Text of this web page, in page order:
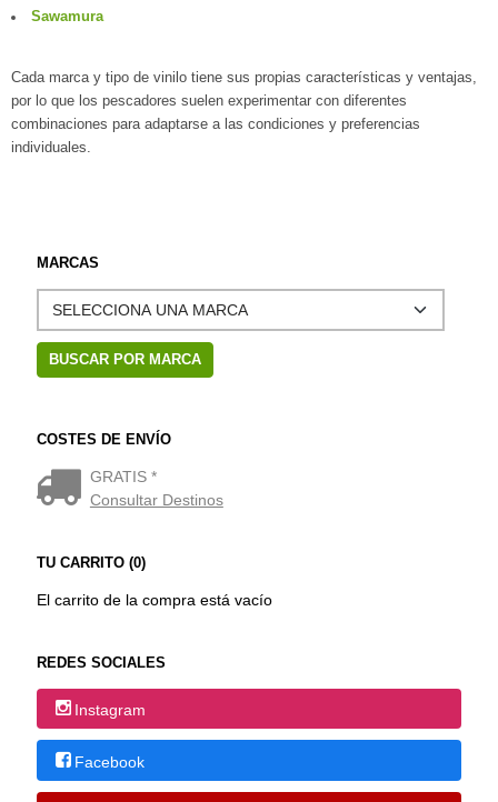
MARCAS
COSTES DE ENVÍO
GRATIS *
Consultar Destinos
TU CARRITO (0)
El carrito de la compra está vacío
REDES SOCIALES
Instagram
Facebook
Sawamura
Cada marca y tipo de vinilo tiene sus propias características y ventajas,
por lo que los pescadores suelen experimentar con diferentes
combinaciones para adaptarse a las condiciones y preferencias
individuales.